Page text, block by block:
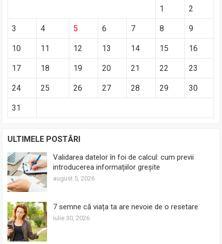
1 2
3 4 5 6 7 8 9
10 11 12 13 14 15 16
17 18 19 20 21 22 23
24 25 26 27 28 29 30
31
ULTIMELE POSTĂRI
Validarea datelor în foi de calcul: cum previi
introducerea informațiilor greșite
august 5, 2026
7 semne că viața ta are nevoie de o resetare
iulie 30, 2026